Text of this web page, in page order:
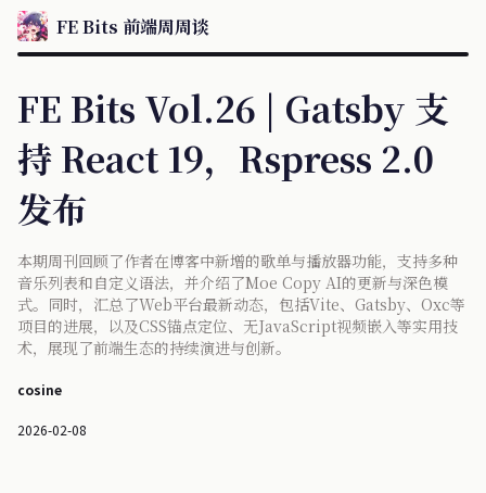
FE Bits 前端周周谈
FE Bits Vol.26 | Gatsby 支
持 React 19，Rspress 2.0
发布
本期周刊回顾了作者在博客中新增的歌单与播放器功能，支持多种
音乐列表和自定义语法，并介绍了Moe Copy AI的更新与深色模
式。同时，汇总了Web平台最新动态，包括Vite、Gatsby、Oxc等
项目的进展，以及CSS锚点定位、无JavaScript视频嵌入等实用技
术，展现了前端生态的持续演进与创新。
cosine
2026-02-08